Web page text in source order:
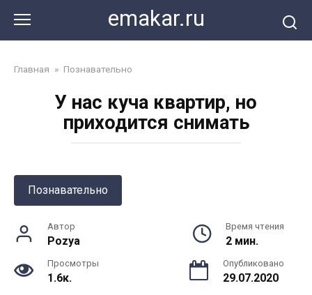
контенту
emakar.ru
Главная » Познавательно
У нас куча квартир, но
приходится снимать
Познавательно
Автор
Pozya
Время чтения
2 мин.
Просмотры
1.6к.
Опубликовано
29.07.2020